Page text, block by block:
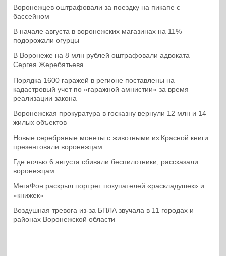
Воронежцев оштрафовали за поездку на пикапе с
бассейном
В начале августа в воронежских магазинах на 11%
подорожали огурцы
В Воронеже на 8 млн рублей оштрафовали адвоката
Сергея Жеребятьева
Порядка 1600 гаражей в регионе поставлены на
кадастровый учет по «гаражной амнистии» за время
реализации закона
Воронежская прокуратура в госказну вернули 12 млн и 14
жилых объектов
Новые серебряные монеты с животными из Красной книги
презентовали воронежцам
Где ночью 6 августа сбивали беспилотники, рассказали
воронежцам
МегаФон раскрыл портрет покупателей «раскладушек» и
«книжек»
Воздушная тревога из-за БПЛА звучала в 11 городах и
районах Воронежской области